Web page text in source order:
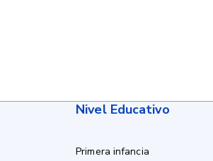
Nivel Educativo
Primera infancia